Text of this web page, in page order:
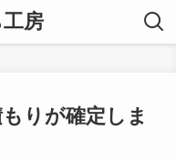
房
りが確定しま